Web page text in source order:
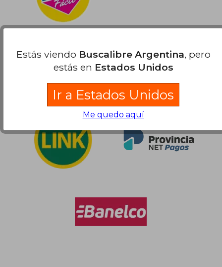
Estás viendo Buscalibre Argentina, pero
estás en Estados Unidos
Ir a Estados Unidos
Me quedo aquí